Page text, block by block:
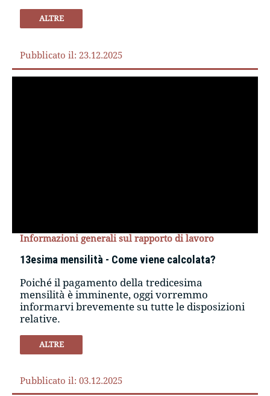
ALTRE
Pubblicato il: 23.12.2025
Informazioni generali sul rapporto di lavoro
13esima mensilità - Come viene calcolata?
Poiché il pagamento della tredicesima
mensilità è imminente, oggi vorremmo
informarvi brevemente su tutte le disposizioni
relative.
ALTRE
Pubblicato il: 03.12.2025